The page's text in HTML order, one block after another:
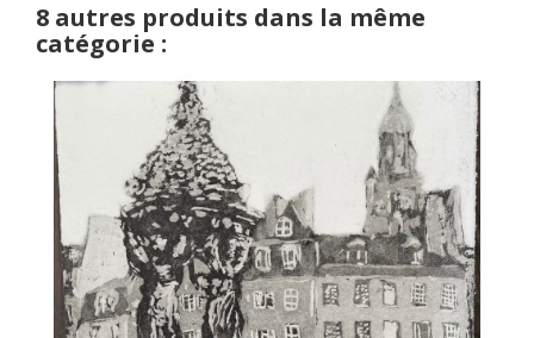
8 autres produits dans la même
catégorie :